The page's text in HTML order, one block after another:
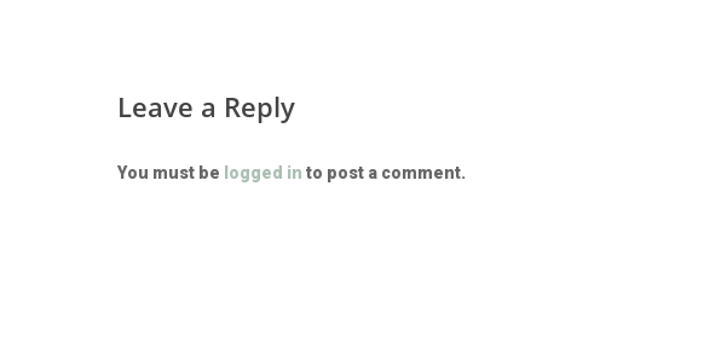
Leave a Reply
You must be logged in to post a comment.